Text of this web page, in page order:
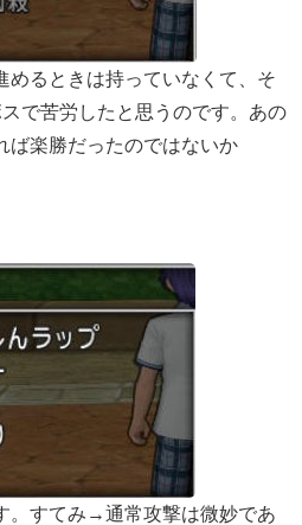
めるときは持っていなくて、そ
で苦労したと思うのです。あの
ば楽勝だったのではないか
。すてみ→通常攻撃は微妙であ